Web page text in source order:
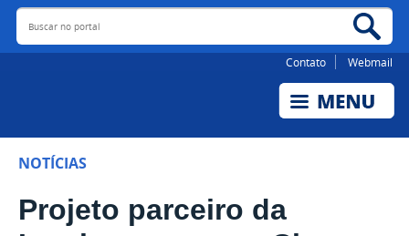
Buscar no portal
Contato Webmail
NOTÍCIAS
Projeto parceiro da